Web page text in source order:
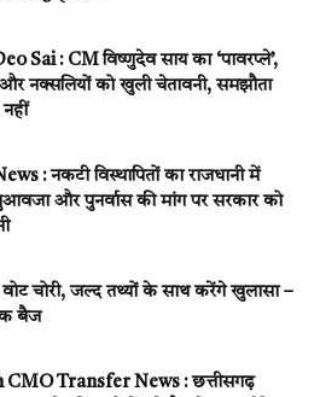
Sai : CM विष्णुदेव साय का ‘पावरप्ले’,
नक्सलियों को खुली चेतावनी, समझौता
: नकटी विस्थापितों का राजधानी में
और पुनर्वास की मांग पर सरकार को
चोरी, जल्द तथ्यों के साथ करेंगे खुलासा –
बैज
CMO Transfer News : छत्तीसगढ़